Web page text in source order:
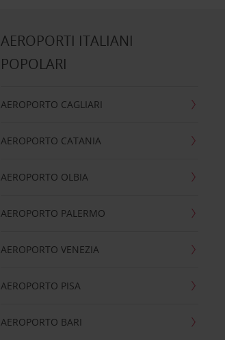
AEROPORTI ITALIANI
POPOLARI
AEROPORTO CAGLIARI
AEROPORTO CATANIA
AEROPORTO OLBIA
AEROPORTO PALERMO
AEROPORTO VENEZIA
AEROPORTO PISA
AEROPORTO BARI